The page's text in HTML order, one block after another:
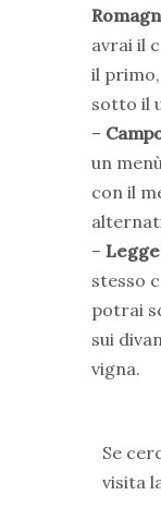
avrai il
il
sotto il
–
un
con il
–
stesso
potrai
sui
vigna.
Se
visita